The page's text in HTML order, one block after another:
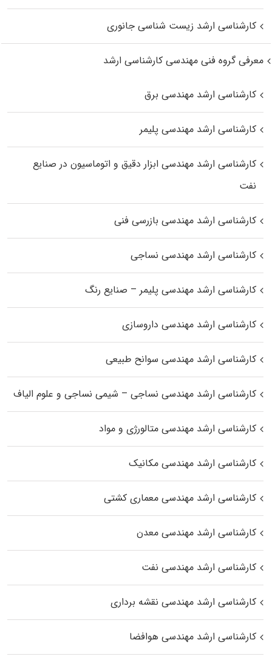
کارشناسی ارشد زیست‌ شناسی جانوری
معرفی گروه فنی مهندسی کارشناسی ارشد
کارشناسی ارشد مهندسی برق
کارشناسی ارشد مهندسی پلیمر
کارشناسی ارشد مهندسی ابزار دقیق و اتوماسیون در صنایع
نفت
کارشناسی ارشد مهندسی بازرسی فنی
کارشناسی ارشد مهندسی نساجی
کارشناسی ارشد مهندسی پلیمر – صنایع رنگ
کارشناسی ارشد مهندسی داروسازی
کارشناسی ارشد مهندسی سوانح طبیعی
کارشناسی ارشد مهندسی نساجی – شیمی نساجی و علوم الیاف
کارشناسی ارشد مهندسی متالورژی و مواد
کارشناسی ارشد مهندسی مکانیک
کارشناسی ارشد مهندسی معماری کشتی
کارشناسی ارشد مهندسی معدن
کارشناسی ارشد مهندسی نفت
کارشناسی ارشد مهندسی نقشه برداری
کارشناسی ارشد مهندسی هوافضا